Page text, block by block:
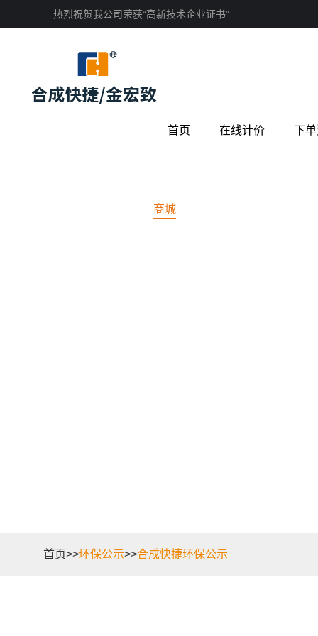
热烈祝贺我公司荣获“高新技术企业证书”
首页 在线计价 下
商城
首页>>环保公示>>合成快捷环保公示